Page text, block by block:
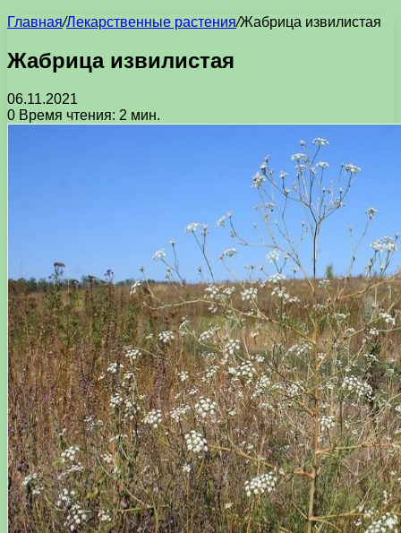
Главная/Лекарственные растения/Жабрица извилистая
Жабрица извилистая
06.11.2021
0 Время чтения: 2 мин.